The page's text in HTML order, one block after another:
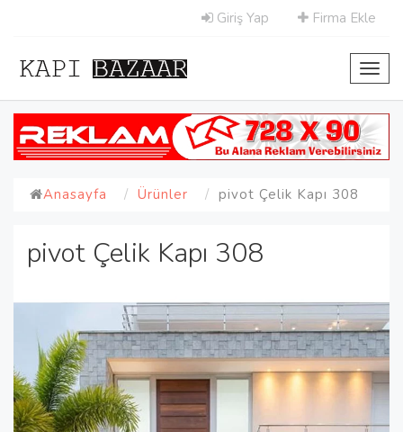
Giriş Yap Firma Ekle
Anasayfa Ürünler pivot Çelik Kapı 308
pivot Çelik Kapı 308